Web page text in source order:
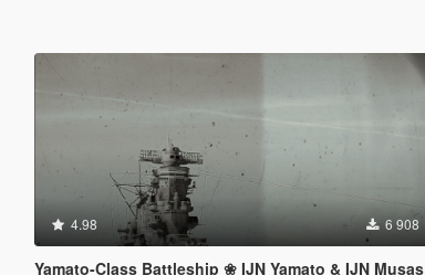
4.98 6 908
Yamato-Class Battleship ❀ IJN Yamato & IJN Musashi【ADD-ON】